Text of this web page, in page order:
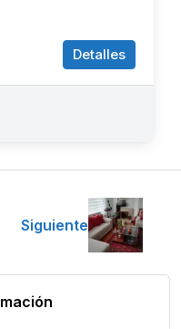
Detalles
Siguiente